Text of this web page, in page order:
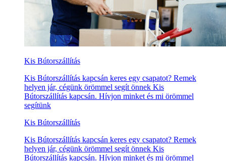
Kis Bútorszállítás
Kis Bútorszállítás kapcsán keres egy csapatot? Remek
helyen jár, cégünk örömmel segít önnek Kis
Bútorszállítás kapcsán. Hívjon minket és mi örömmel
segítünk
Kis Bútorszállítás
Kis Bútorszállítás kapcsán keres egy csapatot? Remek
helyen jár, cégünk örömmel segít önnek Kis
Bútorszállítás kapcsán. Hívjon minket és mi örömmel